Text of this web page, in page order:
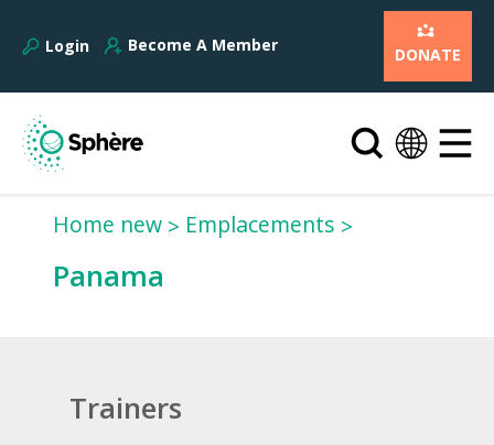
Login Become A Member DONATE
Home new Emplacements
Panama
Trainers